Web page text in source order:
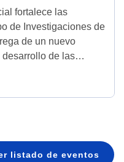
fortalece las
de Investigaciones de
de un nuevo
desarrollo de las…
listado de eventos